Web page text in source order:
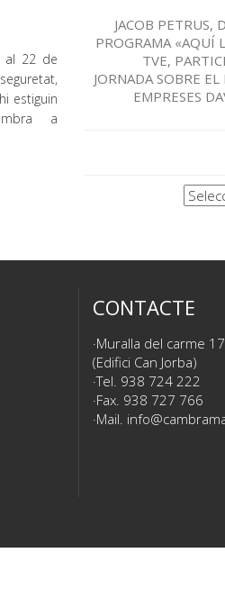
al 22 de
estiguin
a
JACOB PETRUS,
PROGRAMA «AQUÍ
TVE,
JORNADA SOBRE EL
EMPRESES
Arxius
CONTACTE
Muralla del carme
(Edifici Can Jorba)
Tel. 938 724 222
Fax. 938 727 766
Mail.